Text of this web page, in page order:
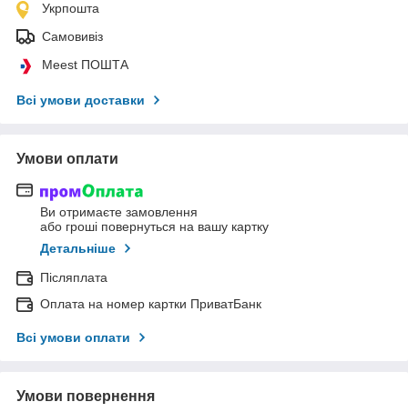
Укрпошта
Самовивіз
Meest ПОШТА
Всі умови доставки
Умови оплати
Ви отримаєте замовлення
або гроші повернуться на вашу картку
Детальніше
Післяплата
Оплата на номер картки ПриватБанк
Всі умови оплати
Умови повернення